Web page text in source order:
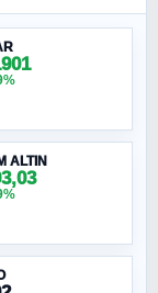
mı, Yeni
ALTIN